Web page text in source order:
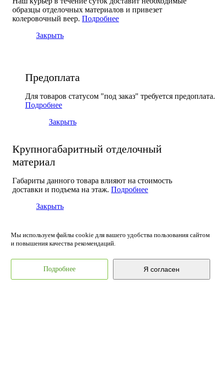
образцы отделочных материалов и привезет
колеровочный веер.Подробнее
Закрыть
Предоплата
Для товаров статусом "под заказ" требуется предоплата.
Подробнее
Закрыть
Крупногабаритный отделочный
материал
Габариты данного товара влияют на стоимость
доставки и подъема на этаж.Подробнее
Закрыть
Мы используем файлы cookie для вашего удобства пользования сайтом
и повышения качества рекомендаций.
Подробнее Я согласен